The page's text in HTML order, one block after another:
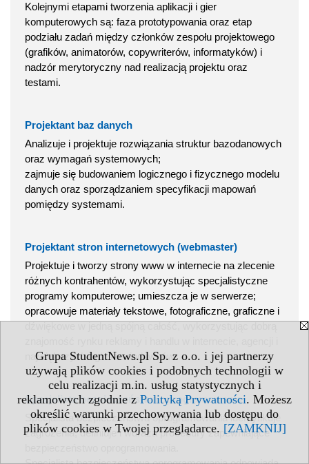
Grupa StudentNews.pl Sp. z o.o. i jej partnerzy
używają plików cookies i podobnych technologii w
celu realizacji m.in. usług statystycznych i
reklamowych zgodnie z Polityką Prywatności. Możesz
określić warunki przechowywania lub dostępu do
plików cookies w Twojej przeglądarce. [ZAMKNIJ]
Kolejnymi etapami tworzenia aplikacji i gier
komputerowych są: faza prototypowania oraz etap
podziału zadań między członków zespołu projektowego
(grafików, animatorów, copywriterów, informatyków) i
nadzór merytoryczny nad realizacją projektu oraz
testami.
Projektant baz danych
Analizuje i projektuje rozwiązania struktur bazodanowych
oraz wymagań systemowych;
zajmuje się budowaniem logicznego i fizycznego modelu
danych oraz sporządzaniem specyfikacji mapowań
pomiędzy systemami.
Projektant stron internetowych (webmaster)
Projektuje i tworzy strony www w internecie na zlecenie
różnych kontrahentów, wykorzystując specjalistyczne
programy komputerowe; umieszcza je w serwerze;
opracowuje materiały tekstowe, fotograficzne, graficzne i
największych ogłoszeniodawców.
Specjalista bezpieczeństwa oprogramowania
Specjalista bezpieczeństwa oprogramowania identyfikuje
zagrożenia, definiuje i wdraża procedury zapewniające